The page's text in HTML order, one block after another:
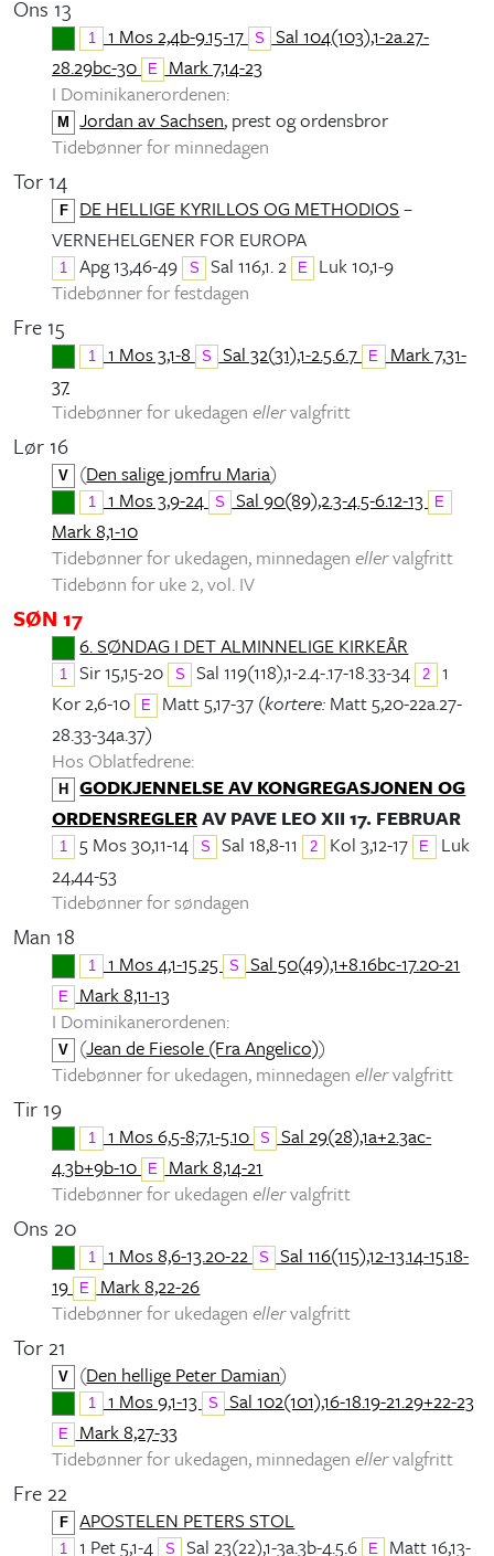
Ons 13
1 1 Mos 2,4b-9.15-17 S
Sal 104(103),1-2a.27-
28.29bc-30
E
Mark 7,14-23
I Dominikanerordenen:
M Jordan av Sachsen, prest og ordensbror
Tidebønner for minnedagen
Tor 14
F DE HELLIGE KYRILLOS OG METHODIOS –
VERNEHELGENER FOR EUROPA
1 Apg 13,46-49 S Sal 116,1. 2 E
Luk 10,1-9
Tidebønner for festdagen
Fre 15
1 1 Mos 3,1-8 S Sal 32(31),1-2.5.6.7 E Mark 7,31-
37
Tidebønner for ukedagen ellervalgfritt
Lør 16
V (Den salige jomfru Maria)
1 1 Mos 3,9-24 S Sal 90(89),2.3-4.5-6.12-13 E
Mark 8,1-10
Tidebønner for ukedagen, minnedagen ellervalgfritt
Tidebønn for uke 2, vol. IV
SØN 17
6. SØNDAG I DET ALMINNELIGE KIRKEÅR
1 Sir 15,15-20 S Sal 119(118),1-2.4-.17-18.33-34 2
1
Kor 2,6-10
E Matt 5,17-37 (kortere: Matt 5,20-22a.27-
28.33-34a.37)
Hos Oblatfedrene:
H
GODKJENNELSE AV KONGREGASJONEN OG
ORDENSREGLERAV PAVE LEO XII 17. FEBRUAR
1 5 Mos 30,11-14 S Sal 18,8-11 2 Kol 3,12-17 E Luk
24,44-53
Tidebønner for søndagen
Man 18
1 1 Mos 4,1-15.25 S Sal 50(49),1+8.16bc-17.20-21
E
Mark 8,11-13
I Dominikanerordenen:
V (Jean de Fiesole (Fra Angelico))
Tidebønner for ukedagen, minnedagen ellervalgfritt
Tir 19
1 1 Mos 6,5-8;7,1-5.10 S
Sal 29(28),1a+2.3ac-
4.3b+9b-10
E
Mark 8,14-21
Tidebønner for ukedagen ellervalgfritt
Ons 20
1 1 Mos 8,6-13.20-22 S
Sal 116(115),12-13.14-15.18-
19
E
Mark 8,22-26
Tidebønner for ukedagen ellervalgfritt
Tor 21
V (Den hellige Peter Damian)
1 1 Mos 9,1-13 S Sal 102(101),16-18.19-21.29+22-23
E
Mark 8,27-33
Tidebønner for ukedagen, minnedagen ellervalgfritt
Fre 22
F APOSTELEN PETERS STOL
1 1 Pet 5,1-4 S Sal 23(22),1-3a.3b-4.5.6 E Matt 16,13-